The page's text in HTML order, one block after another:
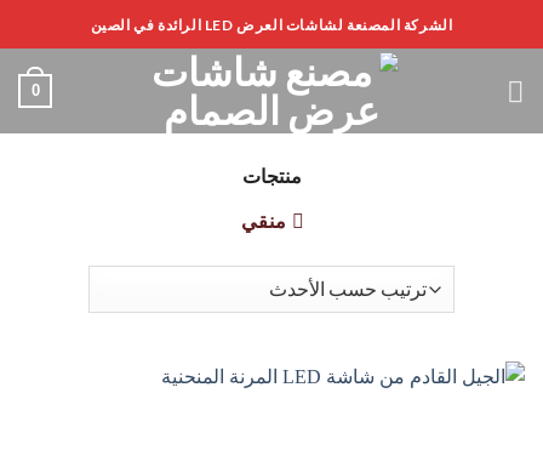
الى
الشركة المصنعة لشاشات العرض LED الرائدة في الصين
0
منتجات
منقي